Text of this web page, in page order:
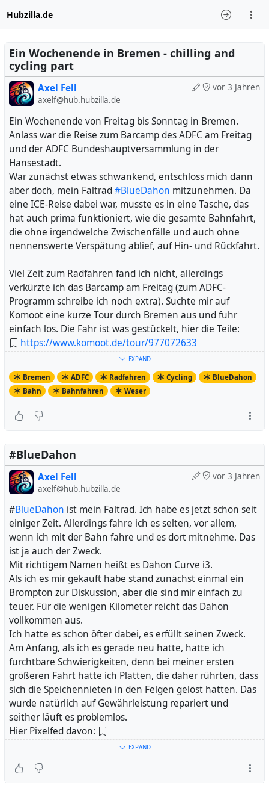
Hubzilla.de
Ein Wochenende in Bremen - chilling and
cycling part
vor 3 Jahren
Axel Fell
axelf@hub.hubzilla.de
Ein Wochenende von Freitag bis Sonntag in Bremen.
Anlass war die Reise zum Barcamp des ADFC am Freitag
und der ADFC Bundeshauptversammlung in der
Hansestadt.
War zunächst etwas schwankend, entschloss mich dann
aber doch, mein Faltrad#BlueDahon mitzunehmen. Da
eine ICE-Reise dabei war, musste es in eine Tasche, das
hat auch prima funktioniert, wie die gesamte Bahnfahrt,
die ohne irgendwelche Zwischenfälle und auch ohne
nennenswerte Verspätung ablief, auf Hin- und Rückfahrt.
Viel Zeit zum Radfahren fand ich nicht, allerdings
verkürzte ich das Barcamp am Freitag (zum ADFC-
Programm schreibe ich noch extra). Suchte mir auf
Komoot eine kurze Tour durch Bremen aus und fuhr
einfach los. Die Fahr ist was gestückelt, hier die Teile:
https://www.komoot.de/tour/977072633
https://www.komoot.de/tour/977090631
Es war eine Fahrt in die Nacht und Dämmerung hinein,
aber das machte es unheimlich schön. Eindrücke gibt es
hier:
Kurz, aber wirklich schön.
Am Tag darauf dann die halb"dienstliche" Fahrt mit dem
ADFC durch Bremen. Echt beeindruckend, was da in der
Hansestadt so alles passiert. Man spürt die Spuren des
ehemaligen Senators und jetzigen ADFC
BundesvorstandsmitgliedsDr. Joachim Lohseund seiner
Nachfolgerin Senatorin Dr. Maike Schäfer
schon gut Rad fahren in der Stadt und bei
Entwicklungsprojekten geht es im Großen und Ganzen
auch gut voran.
Eindrücke von der Fahrt gibt es hier:
https://pixelfed.de/i/web/post/497654600226860713
Den Track können Komooties hier finden:
https://www.komoot.de/tour/977485600
Alle anderen hier:
https://www.openstreetmap.org/user/warumichRadfahre
/traces/5344164
Zum "dienstlichen" Teil schreibe ich mal noch was extra,
EXPAND
Bremen ADFC Radfahren Cycling
BlueDahon
Bahn
Bahnfahren Weser
#BlueDahon
vor 3 Jahren
Axel Fell
axelf@hub.hubzilla.de
#BlueDahon ist mein Faltrad. Ich habe es jetzt schon seit
einiger Zeit. Allerdings fahre ich es selten, vor allem,
wenn ich mit der Bahn fahre und es dort mitnehme. Das
ist ja auch der Zweck.
Mit richtigem Namen heißt es Dahon Curve i3.
Als ich es mir gekauft habe stand zunächst einmal ein
Brompton zur Diskussion, aber die sind mir einfach zu
teuer. Für die wenigen Kilometer reicht das Dahon
vollkommen aus.
Ich hatte es schon öfter dabei, es erfüllt seinen Zweck.
Am Anfang, als ich es gerade neu hatte, hatte ich
furchtbare Schwierigkeiten, denn bei meiner ersten
größeren Fahrt hatte ich Platten, die daher rührten, dass
sich die Speichennieten in den Felgen gelöst hatten. Das
wurde natürlich auf Gewährleistung repariert und
seither läuft es problemlos.
Hier Pixelfed davon:
https://pixelfed.de/i/web/post/497493844186335003
https://nrw.social/@warumichradfahre/10933820850737
EXPAND